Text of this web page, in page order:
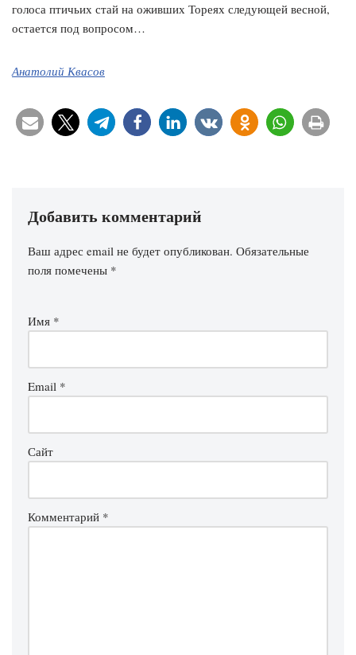
голоса птичьих стай на оживших Тореях следующей весной,
остается под вопросом…
Анатолий Квасов
Добавить комментарий
Ваш адрес email не будет опубликован. Обязательные
поля помечены *
Имя *
Email *
Сайт
Комментарий *